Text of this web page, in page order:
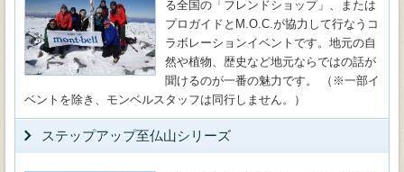
る全国の「フレンドショップ」、または
プロガイドとM.O.C.が協力して行なうコ
ラボレーションイベントです。地元の自
然や植物、歴史など地元ならではの話が
聞けるのが一番の魅力です。 （※一部イ
ベントを除き、モンベルスタッフは同行しません。）
ステップアップ至仏山シリーズ